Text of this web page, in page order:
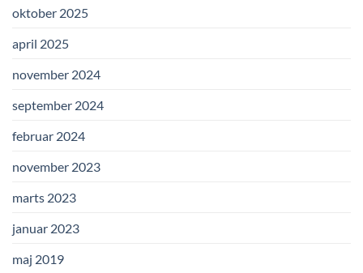
oktober 2025
april 2025
november 2024
september 2024
februar 2024
november 2023
marts 2023
januar 2023
maj 2019